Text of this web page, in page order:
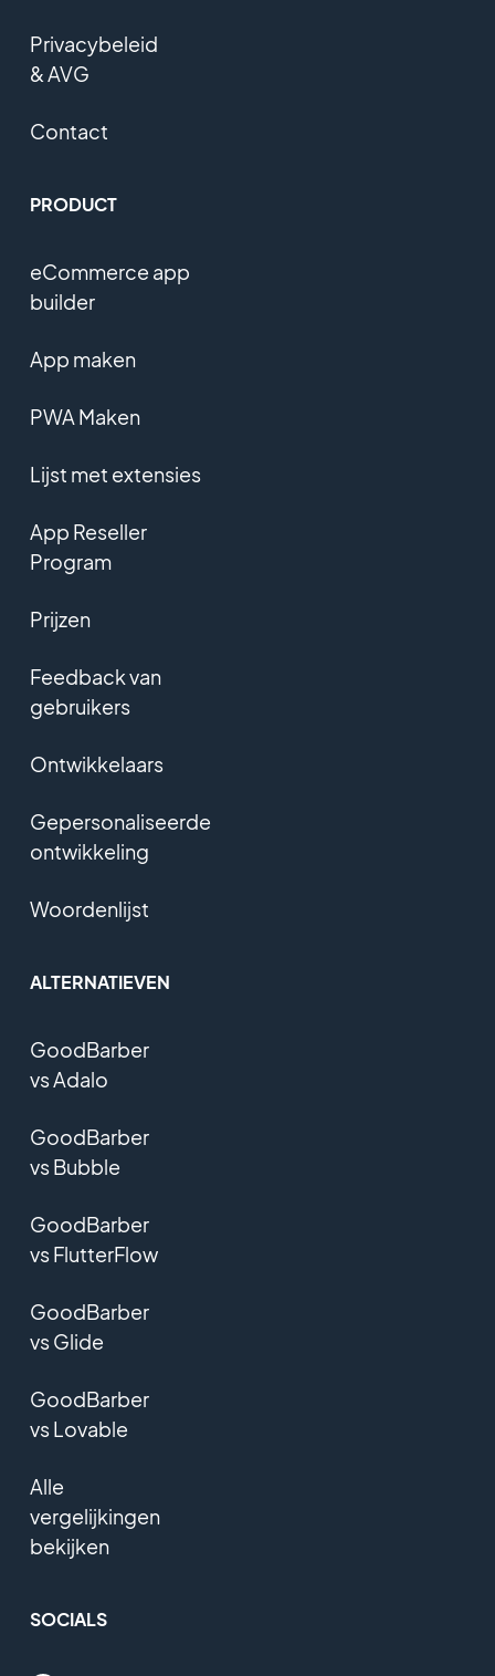
Privacybeleid
& AVG
Contact
PRODUCT
eCommerce app
builder
App maken
PWA Maken
Lijst met extensies
App Reseller
Program
Prijzen
Feedback van
gebruikers
Ontwikkelaars
Gepersonaliseerde
ontwikkeling
Woordenlijst
ALTERNATIEVEN
GoodBarber
vs Adalo
GoodBarber
vs Bubble
GoodBarber
vs FlutterFlow
GoodBarber
vs Glide
GoodBarber
vs Lovable
Alle
vergelijkingen
bekijken
SOCIALS